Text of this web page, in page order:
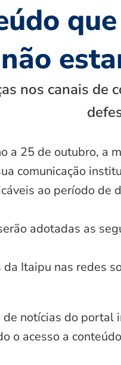
não
nos canais de
a 25 de outubro, a
comunicação
ao período de
adotadas as
Itaipu nas redes
notícias do
o acesso a